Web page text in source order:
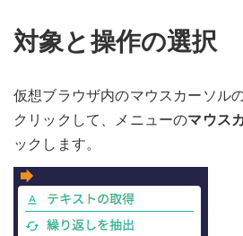
対象と操作の選択
仮想ブラウザ内のマウスカーソル
クリックして、メニューのマウス
ックします。